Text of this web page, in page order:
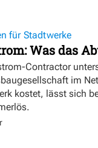
für Stadtwerke
Was das
Contractor
im
kostet, lässt sich